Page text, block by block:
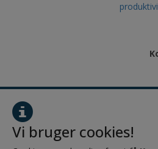
Vi bruger cookies!